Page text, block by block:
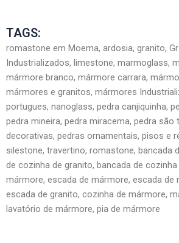
TAGS:
romastone em Moema, ardosia, granito,
Industrializados, limestone, marmoglass,
mármore branco, mármore carrara,
mármores e granitos, mármores
portugues, nanoglass, pedra canjiquinha,
pedra mineira, pedra miracema, pedra são
decorativas, pedras ornamentais, pisos e
silestone, travertino, romastone, bancada
de cozinha de granito, bancada de
mármore, escada de mármore, escada de
escada de granito, cozinha de mármore,
lavatório de mármore, pia de mármore